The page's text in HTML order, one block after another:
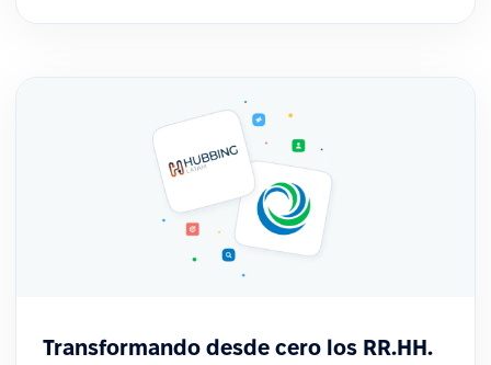
Transformando desde cero los RR.HH.